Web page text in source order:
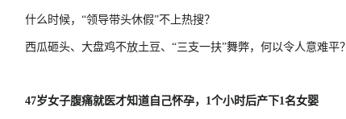
什么时候，“领导带头休假”不上热搜？
西瓜砸头、大盘鸡不放土豆、“三支一扶”舞弊，何以令人意难平？
47岁女子腹痛就医才知道自己怀孕，1个小时后产下1名女婴